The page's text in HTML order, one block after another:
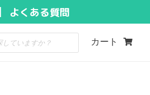
よくある質問
カート